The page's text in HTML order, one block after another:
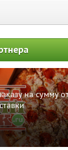
на сумму